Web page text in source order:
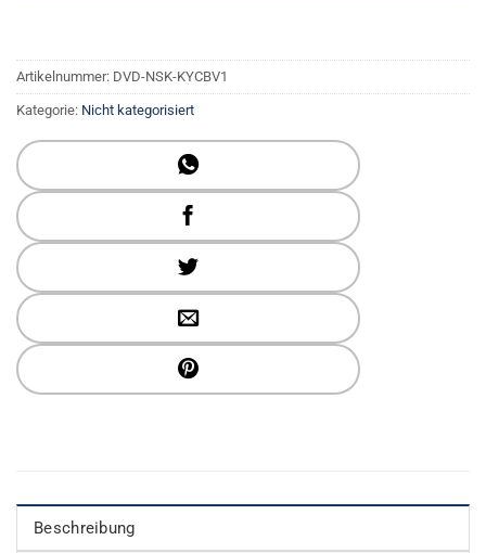
Artikelnummer: DVD-NSK-KYCBV1
Kategorie: Nicht kategorisiert
Beschreibung